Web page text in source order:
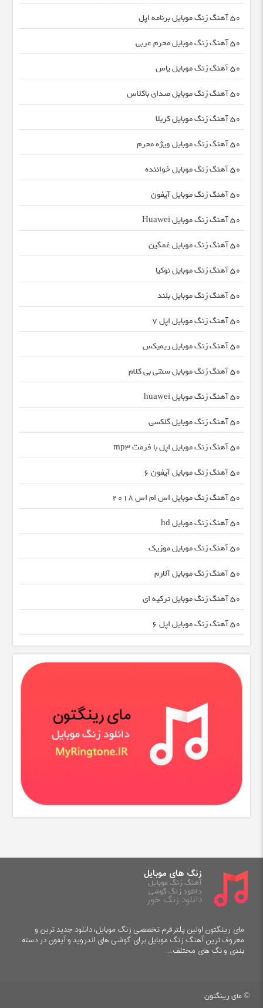
50 آهنگ زنگ موبایل برنامه اپل
50 آهنگ زنگ موبایل محرم عربی
50 آهنگ زنگ موبایل یاس
50 آهنگ زنگ موبایل صدای باکلاس
50 آهنگ زنگ موبایل کربلا
50 آهنگ زنگ موبایل ویژه محرم
50 آهنگ زنگ موبایل خواننده
50 آهنگ زنگ موبایل آیفون
50 آهنگ زنگ موبایل Huawei
50 آهنگ زنگ موبایل غمگین
50 آهنگ زنگ موبایل نوکیا
50 آهنگ زنگ موبایل بلند
50 آهنگ زنگ موبایل اپل 7
50 آهنگ زنگ موبایل ریمیکس
50 آهنگ زنگ موبایل سنتی بی کلام
50 آهنگ زنگ موبایل huawei
50 آهنگ زنگ موبایل گلکسی
50 آهنگ زنگ موبایل اپل با فرمت mp3
50 آهنگ زنگ موبایل آیفون 6
50 آهنگ زنگ موبایل اس ام اس 2018
50 آهنگ زنگ موبایل hd
50 آهنگ زنگ موبایل موزیک
50 آهنگ زنگ موبایل آلارم
50 آهنگ زنگ موبایل ترکیه ای
50 آهنگ زنگ موبایل اپل 6
زنگ های موبایل
آهنگ زنگ موبایل
دانلود زنگ گوشی
دانلود زنگ خور
مای رینگتون اولین پلترفرم تخصصی زنگ موبایل، دانلود جدید ترین و
معروف ترین آهنگ زنگ موبایل برای گوشی های اندروید و آیفون در دسته
بندی و تگ های مختلف...
© مای رینگتون